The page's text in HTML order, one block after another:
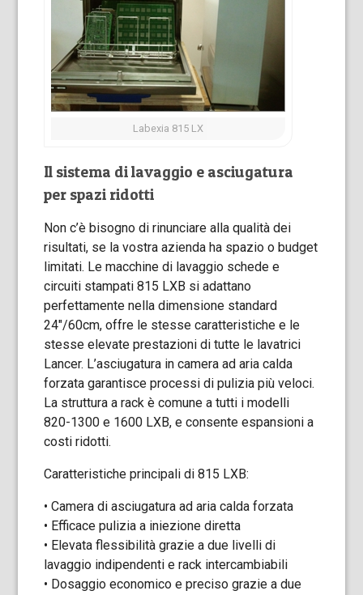
Labexia 815 LX
Il sistema di lavaggio e asciugatura
per spazi ridotti
Non c’è bisogno di rinunciare alla qualità dei
risultati, se la vostra azienda ha spazio o budget
limitati. Le macchine di lavaggio schede e
circuiti stampati 815 LXB si adattano
perfettamente nella dimensione standard
24″/60cm, offre le stesse caratteristiche e le
stesse elevate prestazioni di tutte le lavatrici
Lancer. L’asciugatura in camera ad aria calda
forzata garantisce processi di pulizia più veloci.
La struttura a rack è comune a tutti i modelli
820-1300 e 1600 LXB, e consente espansioni a
costi ridotti.
Caratteristiche principali di 815 LXB:
• Camera di asciugatura ad aria calda forzata
• Efficace pulizia a iniezione diretta
• Elevata flessibilità grazie a due livelli di
lavaggio indipendenti e rack intercambiabili
• Dosaggio economico e preciso grazie a due